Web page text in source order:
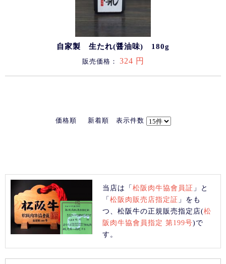
自家製 生たれ(醤油味) 180g
販売価格： 324 円
価格順 新着順 表示件数
当店は「松阪肉牛協會員証 」と
「松阪肉販売店指定証 」をも
つ、松阪牛の正規販売指定店(松
阪肉牛協會員指定 第199号)で
す。